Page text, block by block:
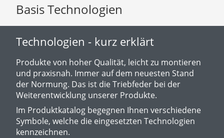
Basis Technologien
Technologien - kurz erklärt
Produkte von hoher Qualität, leicht zu montieren
und praxisnah. Immer auf dem neuesten Stand
der Normung. Das ist die Triebfeder bei der
Weiterentwicklung unserer Produkte.
Im Produktkatalog begegnen Ihnen verschiedene
Symbole, welche die eingesetzten Technologien
kennzeichnen.